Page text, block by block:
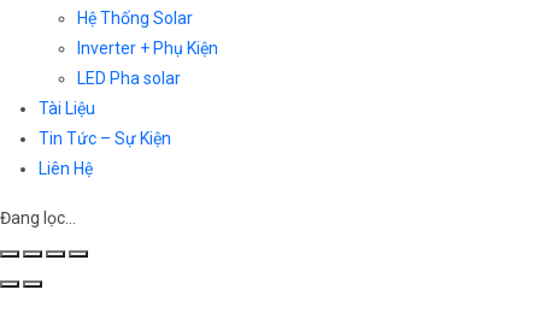
Hệ Thống Solar
Inverter + Phụ Kiện
LED Pha solar
Tài Liệu
Tin Tức – Sự Kiện
Liên Hệ
Đang lọc…